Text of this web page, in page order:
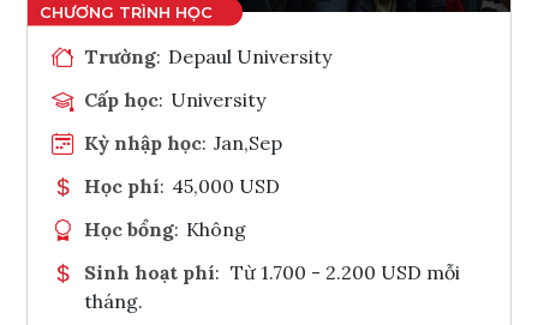
Trường: Depaul University
Cấp học: University
Kỳ nhập học: Jan,Sep
Học phí: 45,000 USD
Học bổng: Không
Sinh hoạt phí: Từ 1.700 - 2.200 USD mỗi
tháng.